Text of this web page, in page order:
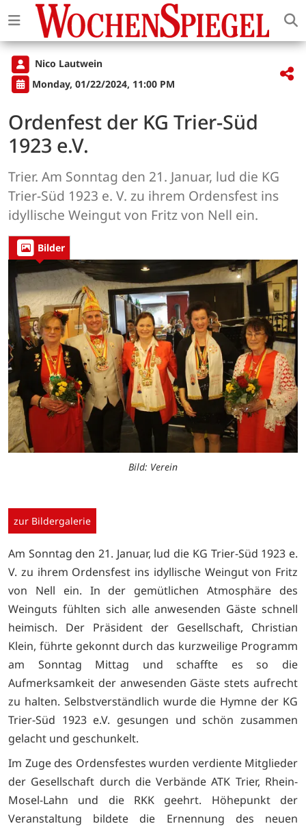
Nico Lautwein
Monday, 01/22/2024, 11:00 PM
Ordenfest der KG Trier-Süd
1923 e.V.
Trier. Am Sonntag den 21. Januar, lud die KG
Trier-Süd 1923 e. V. zu ihrem Ordensfest ins
idyllische Weingut von Fritz von Nell ein.
Bilder
Bild: Verein
zur Bildergalerie
Am Sonntag den 21. Januar, lud die KG Trier-Süd 1923 e.
V. zu ihrem Ordensfest ins idyllische Weingut von Fritz
von Nell ein. In der gemütlichen Atmosphäre des
Weinguts fühlten sich alle anwesenden Gäste schnell
heimisch. Der Präsident der Gesellschaft, Christian
Klein, führte gekonnt durch das kurzweilige Programm
am Sonntag Mittag und schaffte es so die
Aufmerksamkeit der anwesenden Gäste stets aufrecht
zu halten. Selbstverständlich wurde die Hymne der KG
Trier-Süd 1923 e.V. gesungen und schön zusammen
gelacht und geschunkelt.
Im Zuge des Ordensfestes wurden verdiente Mitglieder
der Gesellschaft durch die Verbände ATK Trier, Rhein-
Mosel-Lahn und die RKK geehrt. Höhepunkt der
Veranstaltung bildete die Ernennung des neuen